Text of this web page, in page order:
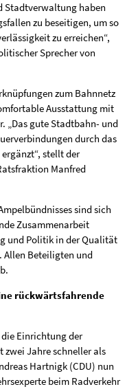
Stadtverwaltung haben
zu beseitigen, um so
zu erreichen“,
Sprecher von
zum Bahnnetz
Ausstattung mit
„Das gute Stadtbahn- und
durch das
stellt der
Manfred
sind sich
Zusammenarbeit
und Politik in der Qualität
Allen Beteiligten und
rückwärtsfahrende
Einrichtung der
zwei Jahre schneller als
Hartnigk (CDU) nun
beim Radverkehr